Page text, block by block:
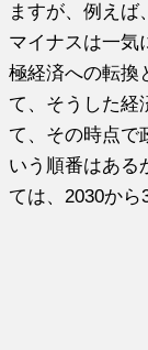
ますが、例えば
マイナスは一気
極経済への転換
て、そうした経
て、その時点で
いう順番はある
ては、2030から